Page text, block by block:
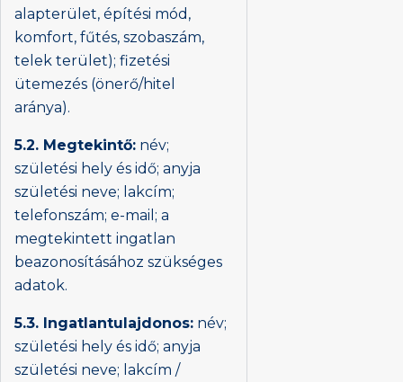
alapterület, építési mód,
komfort, fűtés, szobaszám,
telek terület); fizetési
ütemezés (önerő/hitel
aránya).
5.2. Megtekintő: név;
születési hely és idő; anyja
születési neve; lakcím;
telefonszám; e-mail; a
megtekintett ingatlan
beazonosításához szükséges
adatok.
5.3. Ingatlantulajdonos: név;
születési hely és idő; anyja
születési neve; lakcím /